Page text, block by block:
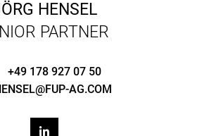
HENSEL
PARTNER
+49 178 927 07 50
AG.COM